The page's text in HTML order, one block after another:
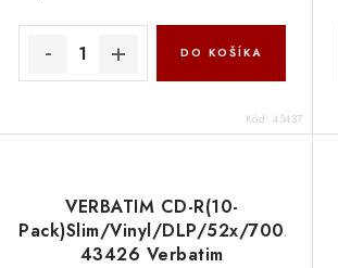
DO KOŠÍKA
Kód: 43437
VERBATIM CD-R(10-
Pack)Slim/Vinyl/DLP/52x/700MB
43426 Verbatim